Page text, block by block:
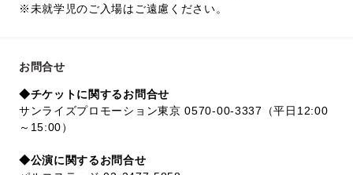
※未就学児のご入場はご遠慮ください。
お問合せ
◆チケットに関するお問合せ
サンライズプロモーション東京 0570-00-3337（平日12:00
～15:00）
◆公演に関するお問合せ